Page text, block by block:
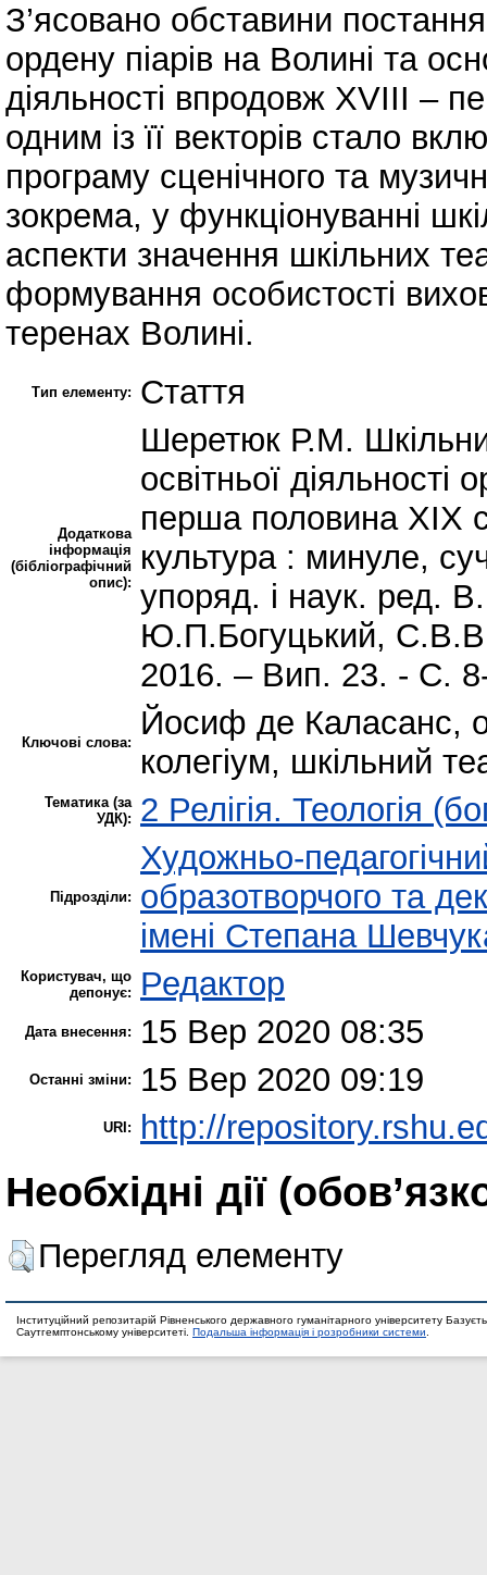
З’ясовано обставини
ордену піарів на Волині та
діяльності впродовж ХVІІІ –
одним із її векторів стало
програму сценічного та
зокрема, у функціонуванні
аспекти значення шкільних
формування особистості
теренах Волині.
Тип елементу: Стаття
Додаткова
інформація
(бібліографічний
опис):
Шеретюк Р.М.
освітньої діяльності
перша половина ХІХ
культура : минуле,
упоряд. і наук. ред.
Ю.П.Богуцький,
2016. – Вип. 23. - С.
Ключові слова:
Йосиф де Каласанс,
колегіум, шкільний
Тематика (за
УДК):
2 Релігія. Теологія
Підрозділи:
Художньо-
образотворчого та
імені Степана
Користувач, що
депонує:
Редактор
Дата внесення: 15 Вер 2020 08:35
Останні зміни: 15 Вер 2020 09:19
URI: http://
Необхідні дії
Перегляд елементу
Інституційний репозитарій Рівненського державного гуманітарного університету
Саутгемптонському університеті. Подальша інформація і розробники системи